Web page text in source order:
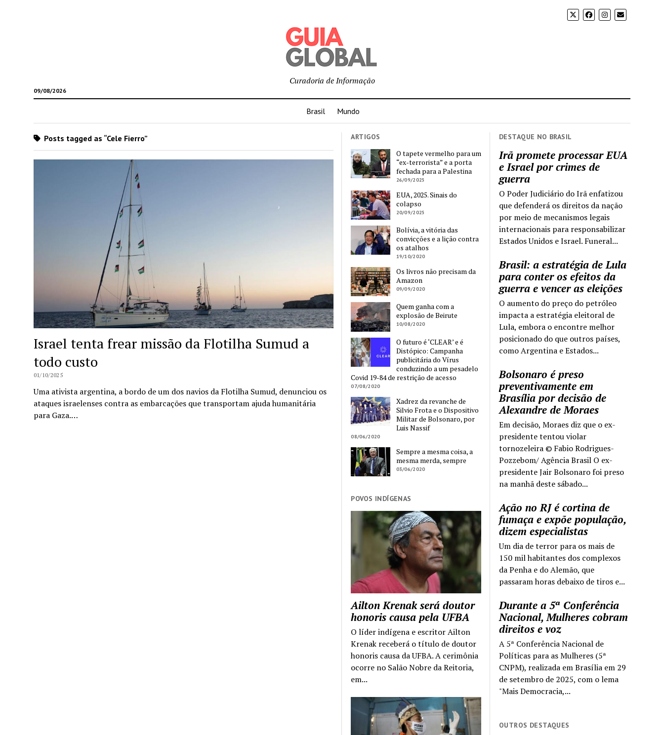
09/08/2026
Curadoria de Informação
Brasil Mundo
DESTAQUE NO BRASIL
Irã promete processar EUA
e Israel por crimes de
guerra
O Poder Judiciário do Irã enfatizou
que defenderá os direitos da nação
por meio de mecanismos legais
internacionais para responsabilizar
Estados Unidos e Israel. Funeral...
Brasil: a estratégia de Lula
para conter os efeitos da
guerra e vencer as eleições
O aumento do preço do petróleo
impacta a estratégia eleitoral de
Lula, embora o encontre melhor
posicionado do que outros países,
como Argentina e Estados...
Bolsonaro é preso
preventivamente em
Brasília por decisão de
Alexandre de Moraes
Em decisão, Moraes diz que o ex-
presidente tentou violar
tornozeleira © Fabio Rodrigues-
Pozzebom/ Agência Brasil O ex-
presidente Jair Bolsonaro foi preso
na manhã deste sábado...
Ação no RJ é cortina de
fumaça e expõe população,
dizem especialistas
Um dia de terror para os mais de
150 mil habitantes dos complexos
da Penha e do Alemão, que
passaram horas debaixo de tiros e...
Durante a 5ª Conferência
Nacional, Mulheres cobram
direitos e voz
A 5ª Conferência Nacional de
Políticas para as Mulheres (5ª
CNPM), realizada em Brasília em 29
de setembro de 2025, com o lema
"Mais Democracia,...
OUTROS DESTAQUES
Posts tagged as “Cele Fierro”
Israel tenta frear missão da Flotilha Sumud a
todo custo
01/10/2025
Uma ativista argentina, a bordo de um dos navios da Flotilha Sumud, denunciou os
ataques israelenses contra as embarcações que transportam ajuda humanitária
para Gaza.…
ARTIGOS
O tapete vermelho para um
“ex-terrorista” e a porta
fechada para a Palestina
26/09/2025
EUA, 2025. Sinais do
colapso
20/09/2025
Bolívia, a vitória das
convicções e a lição contra
os atalhos
19/10/2020
Os livros não precisam da
Amazon
09/09/2020
Quem ganha com a
explosão de Beirute
10/08/2020
O futuro é ‘CLEAR’ e é
Distópico: Campanha
publicitária do Vírus
conduzindo a um pesadelo
Covid 19-84 de restrição de acesso
07/08/2020
Xadrez da revanche de
Silvio Frota e o Dispositivo
Militar de Bolsonaro, por
Luis Nassif
08/06/2020
Sempre a mesma coisa, a
mesma merda, sempre
03/06/2020
POVOS INDÍGENAS
Ailton Krenak será doutor
honoris causa pela UFBA
O líder indígena e escritor Ailton
Krenak receberá o título de doutor
honoris causa da UFBA. A cerimônia
ocorre no Salão Nobre da Reitoria,
em...